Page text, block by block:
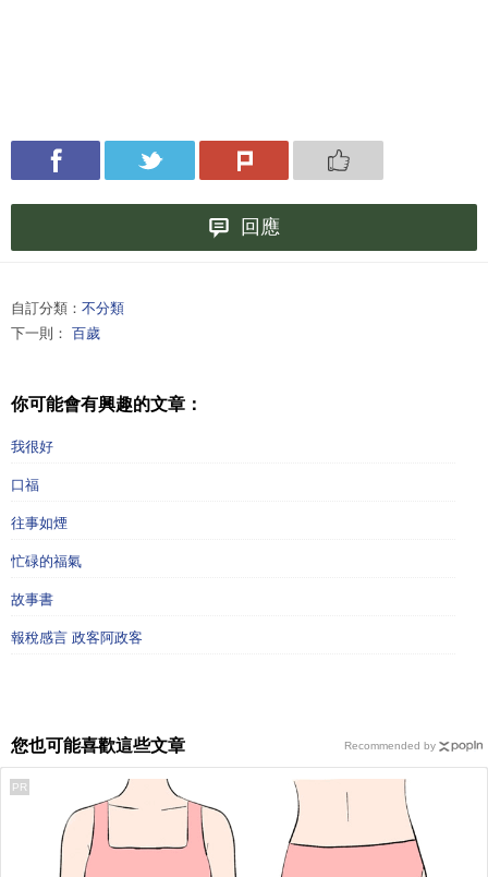
回應
自訂分類： 不分類
下一則： 百歲
你可能會有興趣的文章：
我很好
口福
往事如煙
忙碌的福氣
故事書
報稅感言 政客阿政客
您也可能喜歡這些文章
PR
Recommended by